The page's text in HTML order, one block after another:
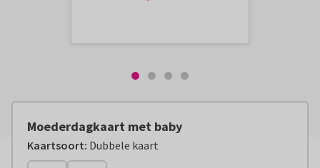
Moederdagkaart met baby
Kaartsoort: Dubbele kaart
Vanaf: € 2,99 excl. verzendkosten